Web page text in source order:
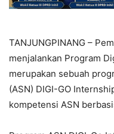
TANJUNGPINANG –
menjalankan Program
merupakan sebuah
(ASN) DIGI-GO
kompetensi ASN